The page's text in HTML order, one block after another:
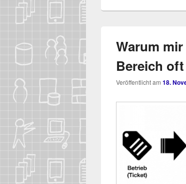
Warum
Bereich
Veröffentlicht am 18.